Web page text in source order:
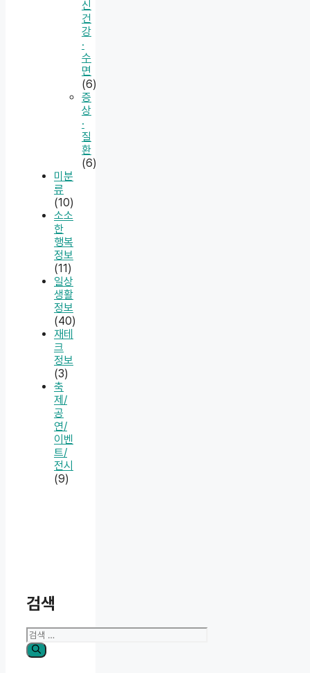
신
건
강
·
수
면
(6)
증
상
·
질
환
(6)
미분
류
(10)
소소
한
행복
정보
(11)
일상
생활
정보
(40)
재테
크
정보
(3)
축
제/
공
연/
이벤
트/
전시
(9)
검색
검
색: